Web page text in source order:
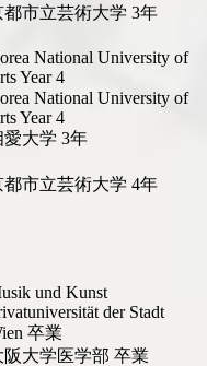
都市立芸術大学 3年
National University of
Year 4
National University of
Year 4
愛大学 3年
都市立芸術大学 4年
und Kunst
der Stadt
卒業
阪大学医学部 卒業